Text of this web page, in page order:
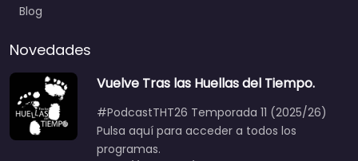
Blog
Novedades
Vuelve Tras las Huellas del Tiempo.
#PodcastTHT26 Temporada 11 (2025/26)
Pulsa aquí para acceder a todos los
programas.